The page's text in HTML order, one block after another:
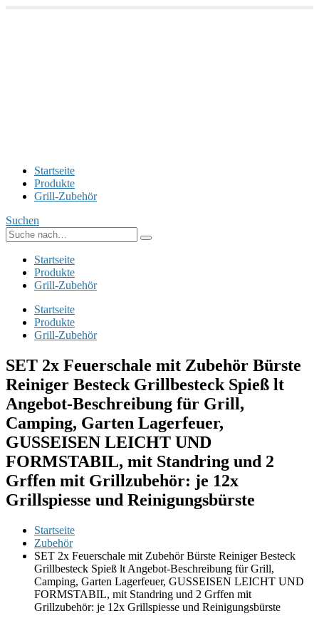
Startseite
Produkte
Grill-Zubehör
Suchen
Startseite
Produkte
Grill-Zubehör
Startseite
Produkte
Grill-Zubehör
SET 2x Feuerschale mit Zubehör Bürste
Reiniger Besteck Grillbesteck Spieß lt
Angebot-Beschreibung für Grill,
Camping, Garten Lagerfeuer,
GUSSEISEN LEICHT UND
FORMSTABIL, mit Standring und 2
Grffen mit Grillzubehör: je 12x
Grillspiesse und Reinigungsbürste
Startseite
Zubehör
SET 2x Feuerschale mit Zubehör Bürste Reiniger Besteck
Grillbesteck Spieß lt Angebot-Beschreibung für Grill,
Camping, Garten Lagerfeuer, GUSSEISEN LEICHT UND
FORMSTABIL, mit Standring und 2 Grffen mit
Grillzubehör: je 12x Grillspiesse und Reinigungsbürste